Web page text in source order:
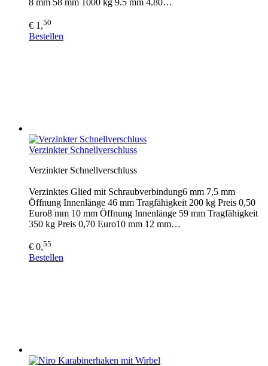
8 mm 58 mm 1000 kg 9.5 mm 4.80…
€ 1,50
Bestellen
Verzinkter Schnellverschluss
Verzinkter Schnellverschluss
Verzinktes Glied mit Schraubverbindung6 mm 7,5 mm
Öffnung Innenlänge 46 mm Tragfähigkeit 200 kg Preis 0,50
Euro8 mm 10 mm Öffnung Innenlänge 59 mm Tragfähigkeit
350 kg Preis 0,70 Euro10 mm 12 mm…
€ 0,55
Bestellen